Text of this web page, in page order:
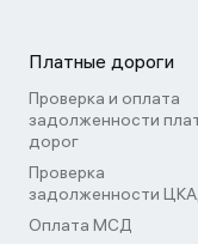
Платные дороги
Проверка и оплата
задолженности
дорог
Проверка
задолженности
Оплата МСД